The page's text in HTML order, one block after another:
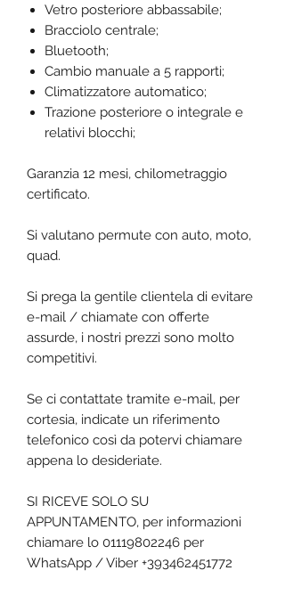
Vetro posteriore abbassabile;
Bracciolo centrale;
Bluetooth;
Cambio manuale a 5 rapporti;
Climatizzatore automatico;
Trazione posteriore o integrale e
relativi blocchi;
Garanzia 12 mesi, chilometraggio
certificato.
Si valutano permute con auto, moto,
quad.
Si prega la gentile clientela di evitare
e-mail / chiamate con offerte
assurde, i nostri prezzi sono molto
competitivi.
Se ci contattate tramite e-mail, per
cortesia, indicate un riferimento
telefonico così da potervi chiamare
appena lo desideriate.
SI RICEVE SOLO SU
APPUNTAMENTO, per informazioni
chiamare lo 01119802246 per
WhatsApp / Viber +393462451772